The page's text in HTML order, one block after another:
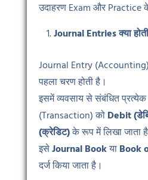
उदाहरण Exam और Practice
Journal Entriesक्या
Journal Entry
पहला चरण होती है।
इसमें व्यवसाय से संबंधित
(Transaction) कोDebit (
(क्रेडिट)के रूप में लिखा जाता
इसेJournal BookयाBook
दर्ज किया जाता है।